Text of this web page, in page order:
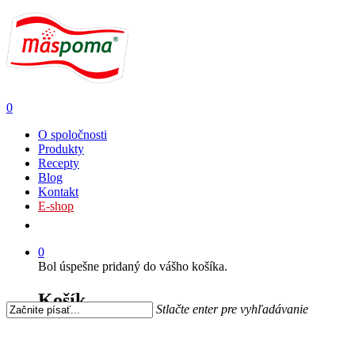
0
O spoločnosti
Produkty
Recepty
Blog
Kontakt
E-shop
0
Bol úspešne pridaný do vášho košíka.
Košík Stlačte enter pre vyhľadávanie